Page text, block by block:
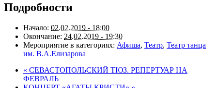
Подробности
Начало: 02.02.2019 - 18:00
Окончание: 24.02.2019 - 19:30
Мероприятие в категориях: Афиша, Театр, Театр танца
им. В.А.Елизарова
« СЕВАСТОПОЛЬСКИЙ ТЮЗ. РЕПЕРТУАР НА
ФЕВРАЛЬ